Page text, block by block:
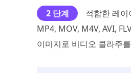
2 단계
적합한 레
MP4, MOV, M4V, AVI,
이미지로 비디오 콜라주